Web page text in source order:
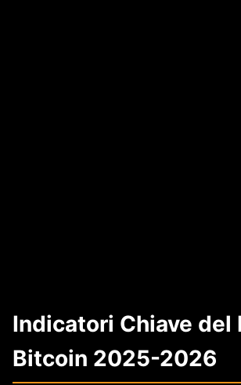
Indicatori Chiave del
Bitcoin 2025-2026